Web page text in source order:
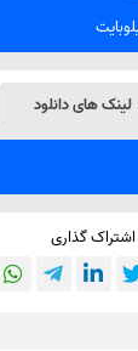
لینک های دانلود
اشتراک گذاری